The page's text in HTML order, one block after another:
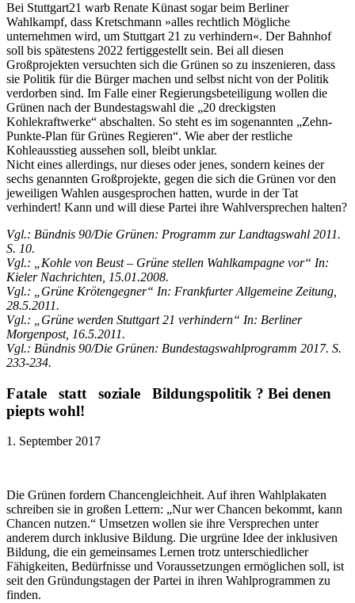
Bei Stuttgart21 warb Renate Künast sogar beim Berliner
Wahlkampf, dass Kretschmann »alles rechtlich Mögliche
unternehmen wird, um Stuttgart 21 zu verhindern«. Der Bahnhof
soll bis spätestens 2022 fertiggestellt sein. Bei all diesen
Großprojekten versuchten sich die Grünen so zu inszenieren, dass
sie Politik für die Bürger machen und selbst nicht von der Politik
verdorben sind. Im Falle einer Regierungsbeteiligung wollen die
Grünen nach der Bundestagswahl die „20 dreckigsten
Kohlekraftwerke“ abschalten. So steht es im sogenannten „Zehn-
Punkte-Plan für Grünes Regieren“. Wie aber der restliche
Kohleausstieg aussehen soll, bleibt unklar.
Nicht eines allerdings, nur dieses oder jenes, sondern keines der
sechs genannten Großprojekte, gegen die sich die Grünen vor den
jeweiligen Wahlen ausgesprochen hatten, wurde in der Tat
verhindert! Kann und will diese Partei ihre Wahlversprechen halten?
Vgl.: Bündnis 90/Die Grünen: Programm zur Landtagswahl 2011.
S. 10.
Vgl.: „Kohle von Beust – Grüne stellen Wahlkampagne vor“ In:
Kieler Nachrichten, 15.01.2008.
Vgl.: „Grüne Krötengegner“ In: Frankfurter Allgemeine Zeitung,
28.5.2011.
Vgl.: „Grüne werden Stuttgart 21 verhindern“ In: Berliner
Morgenpost, 16.5.2011.
Vgl.: Bündnis 90/Die Grünen: Bundestagswahlprogramm 2017. S.
233-234.
Fatale statt soziale Bildungspolitik ? Bei denen
piepts wohl!
1. September 2017
Die Grünen fordern Chancengleichheit. Auf ihren Wahlplakaten
schreiben sie in großen Lettern: „Nur wer Chancen bekommt, kann
Chancen nutzen.“ Umsetzen wollen sie ihre Versprechen unter
anderem durch inklusive Bildung. Die urgrüne Idee der inklusiven
Bildung, die ein gemeinsames Lernen trotz unterschiedlicher
Fähigkeiten, Bedürfnisse und Voraussetzungen ermöglichen soll, ist
seit den Gründungstagen der Partei in ihren Wahlprogrammen zu
finden.